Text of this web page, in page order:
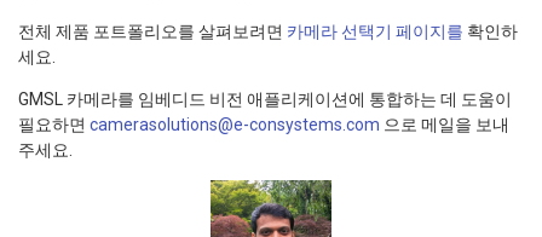
전체 제품 포트폴리오를 살펴보려면 카메라 선택기 페이지를 확인하
세요.
GMSL 카메라를 임베디드 비전 애플리케이션에 통합하는 데 도움이
필요하면 camerasolutions@e-consystems.com 으로 메일을 보내
주세요.